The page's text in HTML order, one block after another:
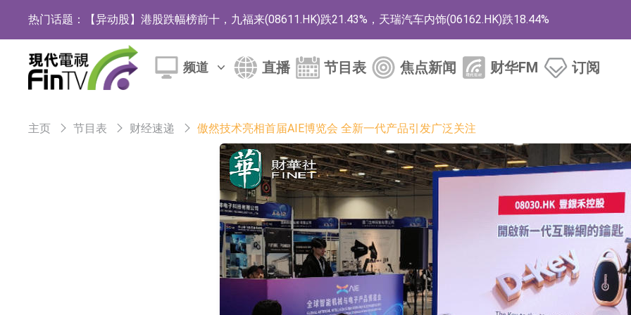
热门话题： 【异动股】港股跌幅榜前十，九福来(08611.HK)跌21.43%，天瑞汽车内饰(06162.HK)跌18.44%
【异动股】港股涨幅榜前十，佳明集团控股(01271.HK)涨+78.22%，拿森科技(02261.HK)涨+64.11%
斯迪克：公司为国内折叠屏核心功能材料供应商
聚辰股份：公司VPD芯片已顺利通过目标客户的测试认证
上期所：7月份对11个实际控制关系账户组采取限制开仓的监管措施
特发服务：成功中标哔哩哔哩上海滨江总部物业服务项目
亚太股份：公司是零跑汽车和Stellantis集团的供应商
理工雷科面向边缘AI场景推出"山海"系列智算模组 系列产品基于国产CPU与GPU构建
【异动股】医疗研发外包板块拉升，博腾股份(300363.CN)涨20.02%
频道 直播 节目表 焦点新闻 财华FM 订阅
主页 节目表 财经速递 傲然技术亮相首届AIE博览会 全新一代产品引发广泛关注